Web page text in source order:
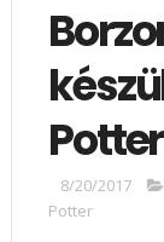
8/20/2017
Potter